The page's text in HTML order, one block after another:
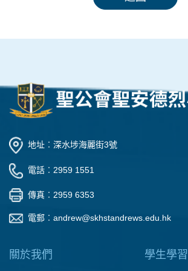
地址︰深水埗海麗街3號
電話︰2959 1551
傳真︰2959 6353
電郵︰ andrew@skhstandrews.edu.hk
關於我們 學生學習